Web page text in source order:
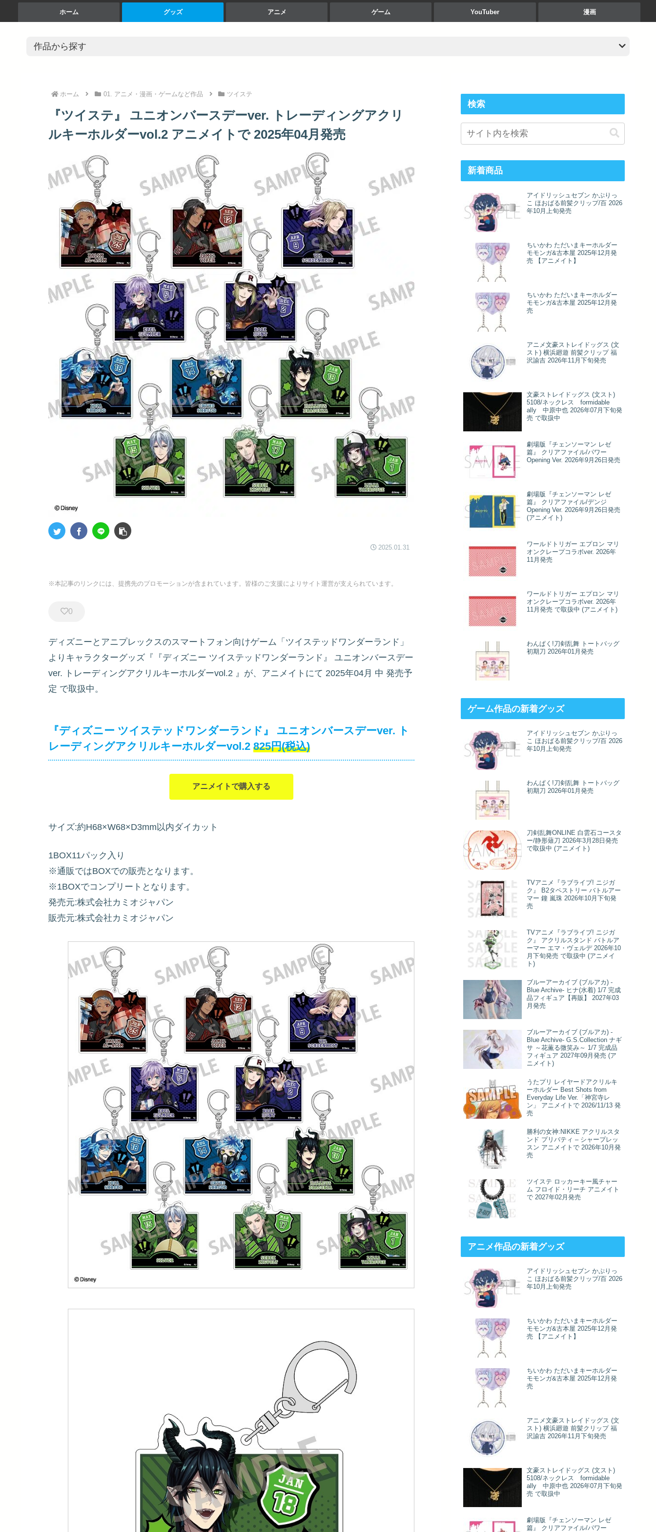
ホーム グッズ アニメ ゲーム YouTuber 漫画
ホーム 01. アニメ・漫画・ゲームなど作品 ツイステ
『ツイステ』 ユニオンバースデーver. トレーディングアクリ
ルキーホルダーvol.2 アニメイトで 2025年04月発売
2025.01.31
※本記事のリンクには、提携先のプロモーションが含まれています。皆様のご支援によりサイト運営が支えられています。
0
ディズニーとアニプレックスのスマートフォン向けゲーム「ツイステッドワンダーランド」
よりキャラクターグッズ『『ディズニー ツイステッドワンダーランド』 ユニオンバースデー
ver. トレーディングアクリルキーホルダーvol.2 』が、アニメイトにて 2025年04月 中 発売予
定 で取扱中。
『ディズニー ツイステッドワンダーランド』 ユニオンバースデーver. ト
レーディングアクリルキーホルダーvol.2 825円(税込)
アニメイトで購入する
サイズ:約H68×W68×D3mm以内ダイカット
1BOX11パック入り
※通販ではBOXでの販売となります。
※1BOXでコンプリートとなります。
発売元:株式会社カミオジャパン
販売元:株式会社カミオジャパン
検索
新着商品
アイドリッシュセブン かぷりっ
こ ほおばる前髪クリップ/百 2026
年10月上旬発売
ちいかわ ただいまキーホルダー
モモンガ&古本屋 2025年12月発
売 【アニメイト】
ちいかわ ただいまキーホルダー
モモンガ&古本屋 2025年12月発
売
アニメ文豪ストレイドッグス (文
スト) 横浜廻遊 前髪クリップ 福
沢諭吉 2026年11月下旬発売
文豪ストレイドッグス (文スト)
5108/ネックレス formidable
ally 中原中也 2026年07月下旬発
売 で取扱中
劇場版『チェンソーマン レゼ
篇』 クリアファイル/パワー
Opening Ver. 2026年9月26日発売
劇場版『チェンソーマン レゼ
篇』 クリアファイル/デンジ
Opening Ver. 2026年9月26日発売
(アニメイト)
ワールドトリガー エプロン マリ
オンクレープコラボver. 2026年
11月発売
ワールドトリガー エプロン マリ
オンクレープコラボver. 2026年
11月発売 で取扱中 (アニメイト)
わんぱく!刀剣乱舞 トートバッグ
初期刀 2026年01月発売
ゲーム作品の新着グッズ
アイドリッシュセブン かぷりっ
こ ほおばる前髪クリップ/百 2026
年10月上旬発売
わんぱく!刀剣乱舞 トートバッグ
初期刀 2026年01月発売
刀剣乱舞ONLINE 白雲石コースタ
ー/静形薙刀 2026年3月28日発売
で取扱中 (アニメイト)
TVアニメ『ラブライブ! ニジガ
ク』 B2タペストリー バトルアー
マー 鐘 嵐珠 2026年10月下旬発
売
TVアニメ『ラブライブ! ニジガ
ク』 アクリルスタンド バトルア
ーマー エマ・ヴェルデ 2026年10
月下旬発売 で取扱中 (アニメイ
ト)
ブルーアーカイブ (ブルアカ) -
Blue Archive- ヒナ(水着) 1/7 完成
品フィギュア【再販】 2027年03
月発売
ブルーアーカイブ (ブルアカ) -
Blue Archive- G.S.Collection ナギ
サ ～花薫る微笑み～ 1/7 完成品
フィギュア 2027年09月発売 (ア
ニメイト)
うたプリ レイヤードアクリルキ
ーホルダー Best Shots from
Everyday Life Ver.「神宮寺レ
ン」 アニメイトで 2026/11/13 発
売
勝利の女神:NIKKE アクリルスタ
ンド プリバティ – シャープレッ
スン アニメイトで 2026年10月発
売
ツイステ ロッカーキー風チャー
ム フロイド・リーチ アニメイト
で 2027年02月発売
アニメ作品の新着グッズ
アイドリッシュセブン かぷりっ
こ ほおばる前髪クリップ/百 2026
年10月上旬発売
ちいかわ ただいまキーホルダー
モモンガ&古本屋 2025年12月発
売 【アニメイト】
ちいかわ ただいまキーホルダー
モモンガ&古本屋 2025年12月発
売
アニメ文豪ストレイドッグス (文
スト) 横浜廻遊 前髪クリップ 福
沢諭吉 2026年11月下旬発売
文豪ストレイドッグス (文スト)
5108/ネックレス formidable
ally 中原中也 2026年07月下旬発
売 で取扱中
劇場版『チェンソーマン レゼ
篇』 クリアファイル/パワー